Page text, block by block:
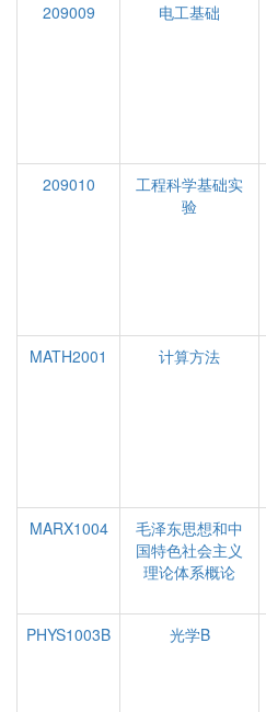
209009
电工基础
209010
工程科学基础实
验
MATH2001
计算方法
MARX1004
毛泽东思想和中
国特色社会主义
理论体系概论
PHYS1003B
光学B